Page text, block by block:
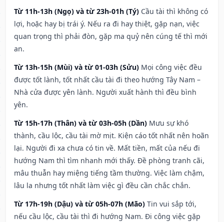
Từ 11h-13h (Ngọ) và từ 23h-01h (Tý) Cầu tài thì không có
lợi, hoặc hay bị trái ý. Nếu ra đi hay thiệt, gặp nạn, việc
quan trọng thì phải đòn, gặp ma quỷ nên cúng tế thì mới
an.
Từ 13h-15h (Mùi) và từ 01-03h (Sửu) Mọi công việc đều
được tốt lành, tốt nhất cầu tài đi theo hướng Tây Nam –
Nhà cửa được yên lành. Người xuất hành thì đều bình
yên.
Từ 15h-17h (Thân) và từ 03h-05h (Dần) Mưu sự khó
thành, cầu lộc, cầu tài mờ mịt. Kiện cáo tốt nhất nên hoãn
lại. Người đi xa chưa có tin về. Mất tiền, mất của nếu đi
hướng Nam thì tìm nhanh mới thấy. Đề phòng tranh cãi,
mâu thuẫn hay miệng tiếng tầm thường. Việc làm chậm,
lâu la nhưng tốt nhất làm việc gì đều cần chắc chắn.
Từ 17h-19h (Dậu) và từ 05h-07h (Mão) Tin vui sắp tới,
nếu cầu lộc, cầu tài thì đi hướng Nam. Đi công việc gặp